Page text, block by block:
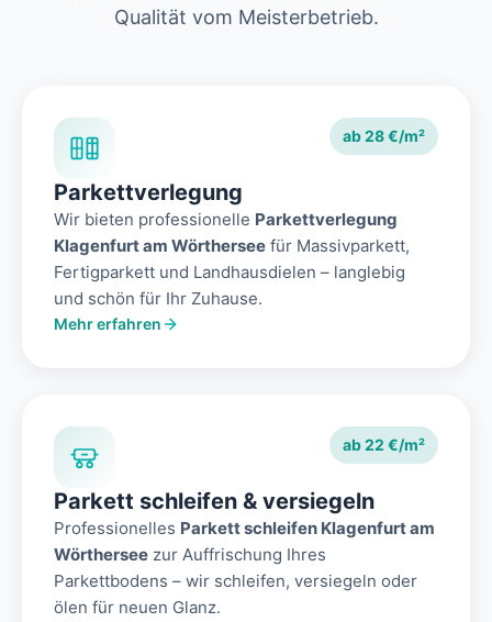
Qualität vom Meisterbetrieb.
ab 28 €/m²
Parkettverlegung
Wir bieten professionelle Parkettverlegung
Klagenfurt am Wörthersee für Massivparkett,
Fertigparkett und Landhausdielen – langlebig
und schön für Ihr Zuhause.
Mehr erfahren
ab 22 €/m²
Parkett schleifen & versiegeln
Professionelles Parkett schleifen Klagenfurt am
Wörthersee zur Auffrischung Ihres
Parkettbodens – wir schleifen, versiegeln oder
ölen für neuen Glanz.